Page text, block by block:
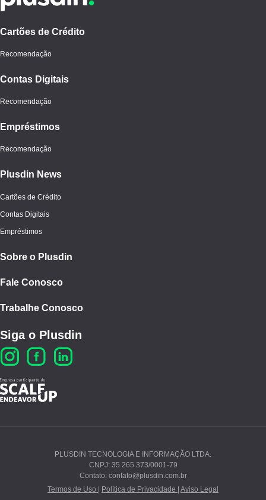
Ao continuar navegando, você concorda com nossos
ePolí­tica de Privacidade.
Cartões de Crédito
Recomendação
Contas Digitais
Recomendação
Empréstimos
Recomendação
Plusdin News
Cartões de Crédito
Contas Digitais
Empréstimos
Sobre o Plusdin
Fale Conosco
Trabalhe Conosco
Siga o Plusdin
PLUSDIN TECNOLOGIA E INFORMAÇÃO LTDA.
CNPJ: 35.265.373/0001-79
Contato: contato@plusdin.com.br
Termos de Uso |
Política de Privacidade |
Aviso Legal